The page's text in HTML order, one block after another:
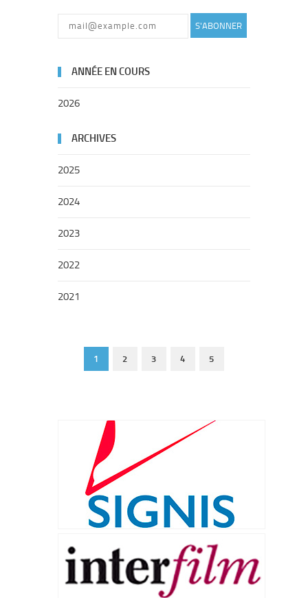
S'ABONNER
ANNÉE EN COURS
2026
ARCHIVES
2025
2024
2023
2022
2021
1 2 3 4 5